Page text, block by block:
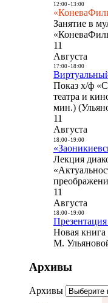
12:00- 13:00
Занятие в
11
Августа
17:00- 18:00
Показ х/ф
театра и
мин.)
11
Августа
18:00- 19:00
Лекция
11
Августа
18:00- 19:00
Новая
М.
Архивы
Архивы